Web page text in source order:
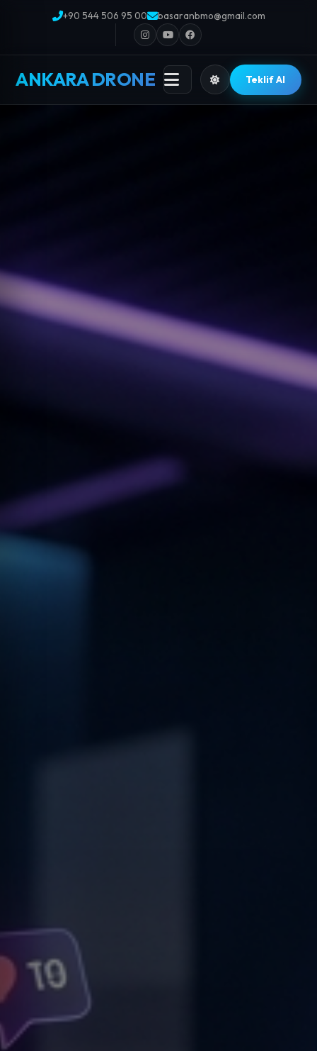
+90 544 506 95 00 basaranbmo@gmail.com
ANKARA DRONE Teklif Al